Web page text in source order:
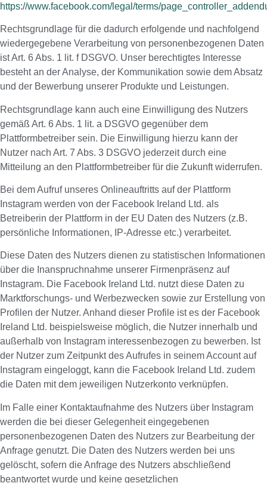
https://www.facebook.com/legal/terms/
Rechtsgrundlage für die dadurch erfolgende und nachfolgend
wiedergegebene Verarbeitung von personenbezogenen Daten
ist Art. 6 Abs. 1 lit. f DSGVO. Unser berechtigtes Interesse
besteht an der Analyse, der Kommunikation sowie dem Absatz
und der Bewerbung unserer Produkte und Leistungen.
Rechtsgrundlage kann auch eine Einwilligung des Nutzers
gemäß Art. 6 Abs. 1 lit. a DSGVO gegenüber dem
Plattformbetreiber sein. Die Einwilligung hierzu kann der
Nutzer nach Art. 7 Abs. 3 DSGVO jederzeit durch eine
Mitteilung an den Plattformbetreiber für die Zukunft widerrufen.
Bei dem Aufruf unseres Onlineauftritts auf der Plattform
Instagram werden von der Facebook Ireland Ltd. als
Betreiberin der Plattform in der EU Daten des Nutzers (z.B.
persönliche Informationen, IP-Adresse etc.) verarbeitet.
Diese Daten des Nutzers dienen zu statistischen Informationen
über die Inanspruchnahme unserer Firmenpräsenz auf
Instagram. Die Facebook Ireland Ltd. nutzt diese Daten zu
Marktforschungs- und Werbezwecken sowie zur Erstellung von
Profilen der Nutzer. Anhand dieser Profile ist es der Facebook
Ireland Ltd. beispielsweise möglich, die Nutzer innerhalb und
außerhalb von Instagram interessenbezogen zu bewerben. Ist
der Nutzer zum Zeitpunkt des Aufrufes in seinem Account auf
Instagram eingeloggt, kann die Facebook Ireland Ltd. zudem
die Daten mit dem jeweiligen Nutzerkonto verknüpfen.
Im Falle einer Kontaktaufnahme des Nutzers über Instagram
werden die bei dieser Gelegenheit eingegebenen
personenbezogenen Daten des Nutzers zur Bearbeitung der
Anfrage genutzt. Die Daten des Nutzers werden bei uns
gelöscht, sofern die Anfrage des Nutzers abschließend
beantwortet wurde und keine gesetzlichen